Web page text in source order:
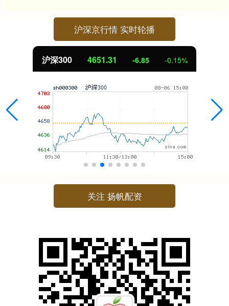
沪深京行情 实时轮播
沪深300 4651.31 -6.85 -0.15%
关注 扬帆配资